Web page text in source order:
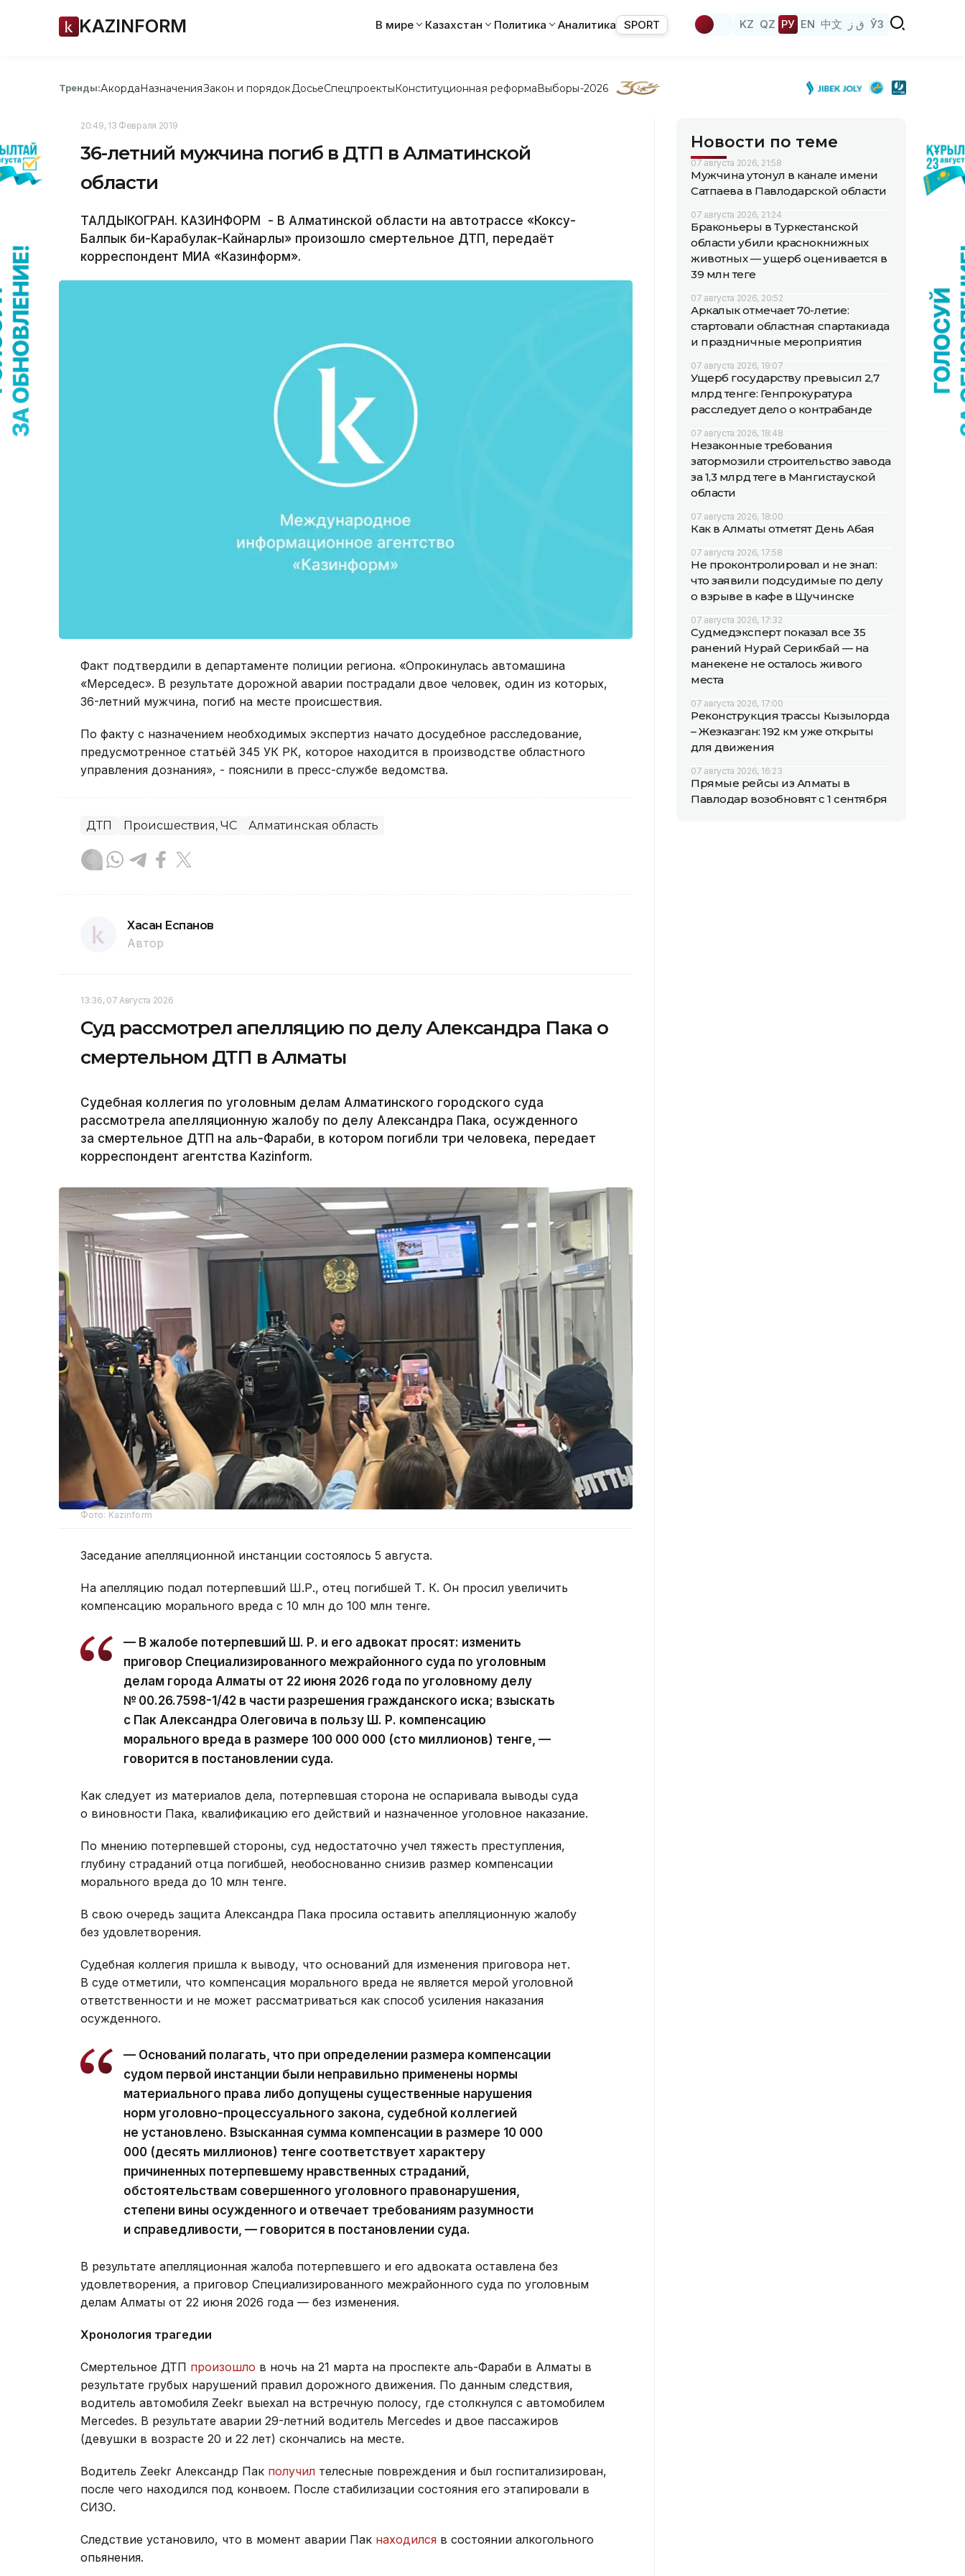
KAZINFORM В мире Казахстан Политика Аналитика SPORT KZ QZ РУ EN 中文 ق ز ЎЗ
Тренды:АкордаНазначенияЗакон и порядок ДосьеСпецпроектыКонституционная реформаВыборы-2026
20:49, 13 Февраля 2019
36-летний мужчина погиб в ДТП в Алматинской
области
ТАЛДЫКОГРАН. КАЗИНФОРМ ­ - В Алматинской области на автотрассе «Коксу-
Балпык би-Карабулак-Кайнарлы» произошло смертельное ДТП, передаёт
корреспондент МИА «Казинформ».
Факт подтвердили в департаменте полиции региона. «Опрокинулась автомашина
«Мерседес». В результате дорожной аварии пострадали двое человек, один из которых,
36-летний мужчина, погиб на месте происшествия.
По факту с назначением необходимых экспертиз начато досудебное расследование,
предусмотренное статьёй 345 УК РК, которое находится в производстве областного
управления дознания», - пояснили в пресс-службе ведомства.
ДТП Происшествия, ЧС Алматинская область
Хасан Еспанов
Автор
13:36, 07 Августа 2026
Суд рассмотрел апелляцию по делу Александра Пака о
смертельном ДТП в Алматы
Судебная коллегия по уголовным делам Алматинского городского суда
рассмотрела апелляционную жалобу по делу Александра Пака, осужденного
за смертельное ДТП на аль-Фараби, в котором погибли три человека, передает
корреспондент агентства Kazinform.
Фото: Kazinform
Заседание апелляционной инстанции состоялось 5 августа.
На апелляцию подал потерпевший Ш.Р., отец погибшей Т. К. Он просил увеличить
компенсацию морального вреда с 10 млн до 100 млн тенге.
— В жалобе потерпевший Ш. Р. и его адвокат просят: изменить
приговор Специализированного межрайонного суда по уголовным
делам города Алматы от 22 июня 2026 года по уголовному делу
№ 00.26.7598-1/42 в части разрешения гражданского иска; взыскать
с Пак Александра Олеговича в пользу Ш. Р. компенсацию
морального вреда в размере 100 000 000 (сто миллионов) тенге, —
говорится в постановлении суда.
Как следует из материалов дела, потерпевшая сторона не оспаривала выводы суда
о виновности Пака, квалификацию его действий и назначенное уголовное наказание.
По мнению потерпевшей стороны, суд недостаточно учел тяжесть преступления,
глубину страданий отца погибшей, необоснованно снизив размер компенсации
морального вреда до 10 млн тенге.
В свою очередь защита Александра Пака просила оставить апелляционную жалобу
без удовлетворения.
Судебная коллегия пришла к выводу, что оснований для изменения приговора нет.
В суде отметили, что компенсация морального вреда не является мерой уголовной
ответственности и не может рассматриваться как способ усиления наказания
осужденного.
— Оснований полагать, что при определении размера компенсации
судом первой инстанции были неправильно применены нормы
материального права либо допущены существенные нарушения
норм уголовно-процессуального закона, судебной коллегией
не установлено. Взысканная сумма компенсации в размере 10 000
000 (десять миллионов) тенге соответствует характеру
причиненных потерпевшему нравственных страданий,
обстоятельствам совершенного уголовного правонарушения,
степени вины осужденного и отвечает требованиям разумности
и справедливости, — говорится в постановлении суда.
В результате апелляционная жалоба потерпевшего и его адвоката оставлена без
удовлетворения, а приговор Специализированного межрайонного суда по уголовным
делам Алматы от 22 июня 2026 года — без изменения.
Хронология трагедии
Смертельное ДТП произошло в ночь на 21 марта на проспекте аль-Фараби в Алматы в
результате грубых нарушений правил дорожного движения. По данным следствия,
водитель автомобиля Zeekr выехал на встречную полосу, где столкнулся с автомобилем
Mercedes. В результате аварии 29-летний водитель Mercedes и двое пассажиров
(девушки в возрасте 20 и 22 лет) скончались на месте.
Водитель Zeekr Александр Пак получил телесные повреждения и был госпитализирован,
после чего находился под конвоем. После стабилизации состояния его этапировали в
СИЗО.
Следствие установило, что в момент аварии Пак находился в состоянии алкогольного
опьянения.
Новости по теме
07 августа 2026, 21:58
Мужчина утонул в канале имени
Сатпаева в Павлодарской области
07 августа 2026, 21:24
Браконьеры в Туркестанской
области убили краснокнижных
животных — ущерб оценивается в
39 млн теңге
07 августа 2026, 20:52
Аркалык отмечает 70-летие:
стартовали областная спартакиада
и праздничные мероприятия
07 августа 2026, 19:07
Ущерб государству превысил 2,7
млрд тенге: Генпрокуратура
расследует дело о контрабанде
07 августа 2026, 18:48
Незаконные требования
затормозили строительство завода
за 1,3 млрд теңге в Мангистауской
области
07 августа 2026, 18:00
Как в Алматы отметят День Абая
07 августа 2026, 17:58
Не проконтролировал и не знал:
что заявили подсудимые по делу
о взрыве в кафе в Щучинске
07 августа 2026, 17:32
Судмедэксперт показал все 35
ранений Нурай Серикбай — на
манекене не осталось живого
места
07 августа 2026, 17:00
Реконструкция трассы Кызылорда
– Жезказган: 192 км уже открыты
для движения
07 августа 2026, 16:23
Прямые рейсы из Алматы в
Павлодар возобновят с 1 сентября